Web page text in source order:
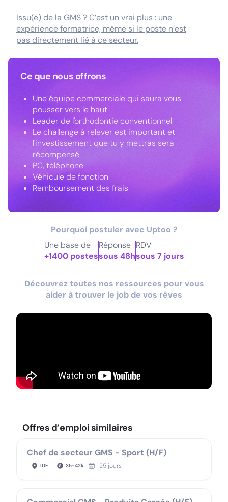
Issu(e) de la GMS ? C’est un vrai plus : une
expérience formatrice, même si le poste n’est
pas directement lié à ce secteur.
Ce que nous offrons
Une équipe commerciale qui saura vous
pousser vers le haut
Leader de l'orthodontie conventionnel
Le challenge à relever est important et
l'investissement que tu y mettras sera
récompensé
PC, téléphone
Véhicule de fonction
Remboursement des frais
Pourquoi postuler avec Uptoo ?
Une base de
+1400 postes
Réponse
sous 48h
RDV
sous 7 jours
Découvrez toutes nos ressources pour vous
aider à trouver le job de vos rêves
Offres d’emploi similaires
Chef de secteur GMS - Sport (H/F)
IDF 35-42k 25 jours